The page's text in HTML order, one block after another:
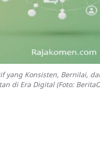
yang Konsisten, Bernilai,
di Era Digital (Foto: